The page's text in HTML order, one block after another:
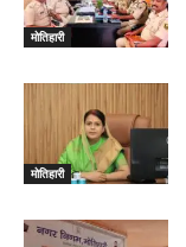
मोतिहारी
मोतिहारी